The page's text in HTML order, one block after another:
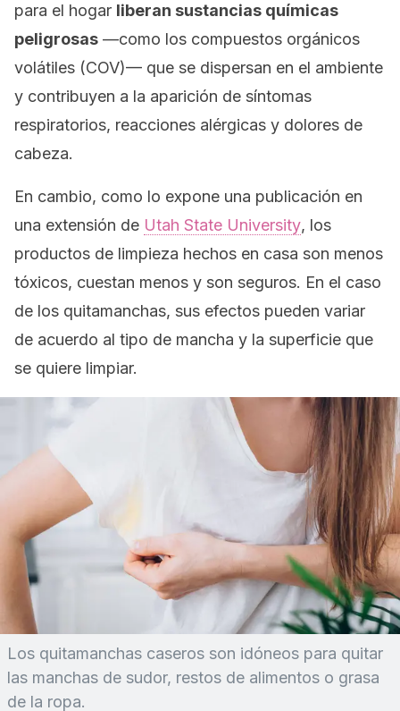
para el hogar liberan sustancias químicas
peligrosas —como los compuestos orgánicos
volátiles (COV)— que se dispersan en el ambiente
y contribuyen a la aparición de síntomas
respiratorios, reacciones alérgicas y dolores de
cabeza.
En cambio, como lo expone una publicación en
una extensión de Utah State University, los
productos de limpieza hechos en casa son menos
tóxicos, cuestan menos y son seguros. En el caso
de los quitamanchas, sus efectos pueden variar
de acuerdo al tipo de mancha y la superficie que
se quiere limpiar.
Los quitamanchas caseros son idóneos para quitar
las manchas de sudor, restos de alimentos o grasa
de la ropa.